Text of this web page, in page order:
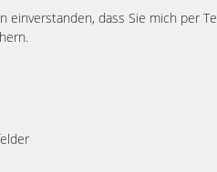
einverstanden, dass Sie mich per